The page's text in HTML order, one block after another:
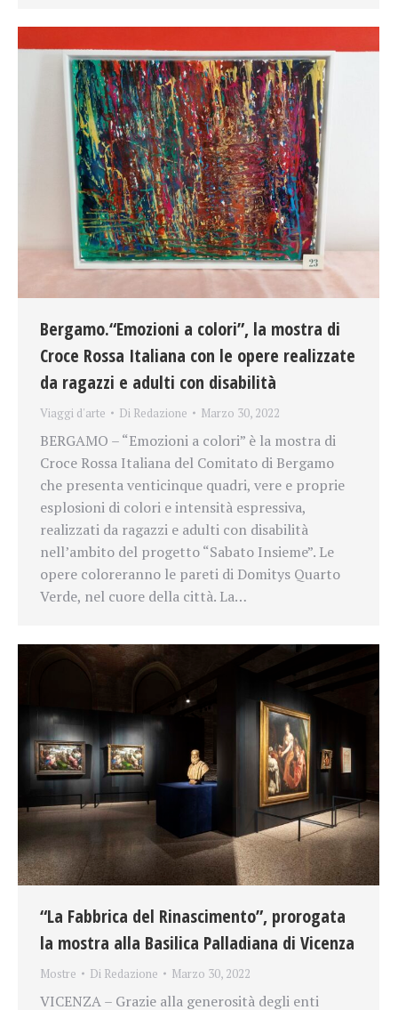
Bergamo.“Emozioni a colori”, la mostra di
Croce Rossa Italiana con le opere realizzate
da ragazzi e adulti con disabilità
Viaggi d'arte Di Redazione Marzo 30, 2022
BERGAMO – “Emozioni a colori” è la mostra di
Croce Rossa Italiana del Comitato di Bergamo
che presenta venticinque quadri, vere e proprie
esplosioni di colori e intensità espressiva,
realizzati da ragazzi e adulti con disabilità
nell’ambito del progetto “Sabato Insieme”. Le
opere coloreranno le pareti di Domitys Quarto
Verde, nel cuore della città. La…
“La Fabbrica del Rinascimento”, prorogata
la mostra alla Basilica Palladiana di Vicenza
Mostre Di Redazione Marzo 30, 2022
VICENZA – Grazie alla generosità degli enti